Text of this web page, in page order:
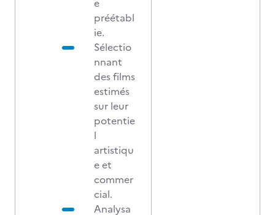
e
préétabl
ie.
Sélectio
nnant
des films
estimés
sur leur
potentie
l
artistiqu
e et
commer
cial.
Analysa